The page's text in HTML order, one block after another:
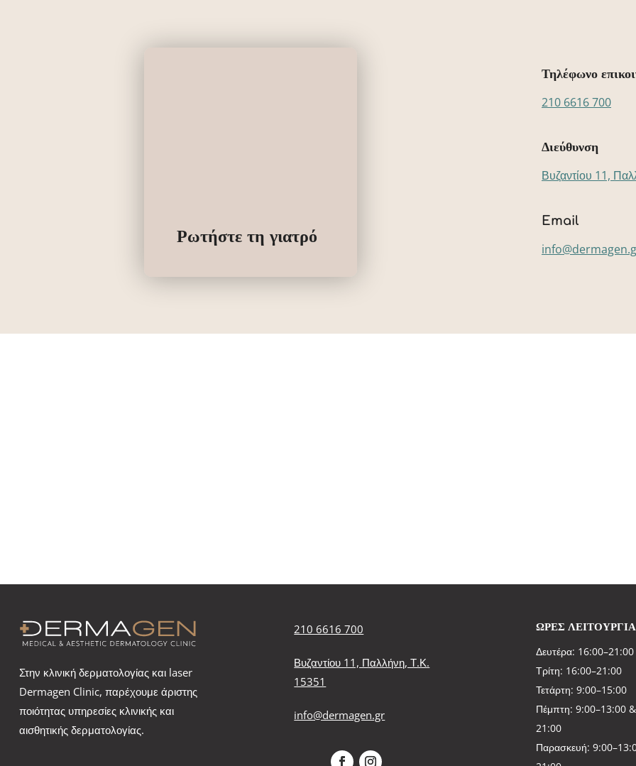
Ρωτήστε τη γιατρό
Τηλέφωνο
210 6616 700
Διεύθυνση
Βυζαντίου 11,
Email
Στην κλινική δερματολογίας και laser
Dermagen Clinic, παρέχουμε άριστης
ποιότητας υπηρεσίες κλινικής και
αισθητικής δερματολογίας.
210 6616 700
Βυζαντίου 11, Παλλήνη, Τ.Κ.
15351
info@dermagen.gr
ΩΡΕΣ
Δευτέρα: 16:00–21:00
Τρίτη: 16:00–21:00
Τετάρτη: 9:00–15:00
Πέμπτη: 9:00–13:00
21:00
Παρασκευή: